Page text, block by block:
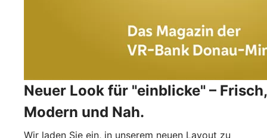
Neuer Look für "einblicke" – Frisch,
Modern und Nah.
Wir laden Sie ein, in unserem neuen Layout zu